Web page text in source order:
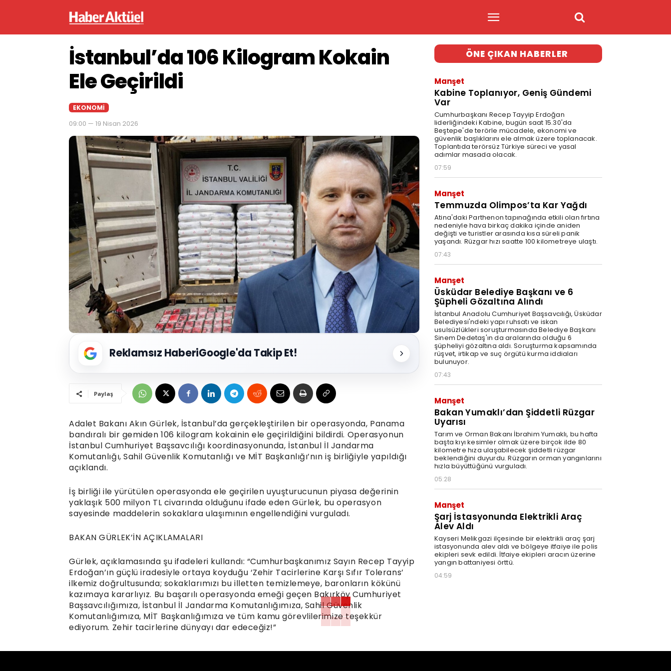
İstanbul’da 106 Kilogram Kokain
Ele Geçirildi
EKONOMI
09:00 — 19 Nisan 2026
Reklamsız HaberiGoogle'da Takip Et!
Paylaş
Adalet Bakanı Akın Gürlek, İstanbul’da gerçekleştirilen bir operasyonda, Panama
bandıralı bir gemiden 106 kilogram kokainin ele geçirildiğini bildirdi. Operasyonun
İstanbul Cumhuriyet Başsavcılığı koordinasyonunda, İstanbul İl Jandarma
Komutanlığı, Sahil Güvenlik Komutanlığı ve MİT Başkanlığı’nın iş birliğiyle yapıldığı
açıklandı.
İş birliği ile yürütülen operasyonda ele geçirilen uyuşturucunun piyasa değerinin
yaklaşık 500 milyon TL civarında olduğunu ifade eden Gürlek, bu operasyon
sayesinde maddelerin sokaklara ulaşımının engellendiğini vurguladı.
BAKAN GÜRLEK’İN AÇIKLAMALARI
Gürlek, açıklamasında şu ifadeleri kullandı: “Cumhurbaşkanımız Sayın Recep Tayyip
Erdoğan’ın güçlü iradesiyle ortaya koyduğu ‘Zehir Tacirlerine Karşı Sıfır Tolerans’
ilkemiz doğrultusunda; sokaklarımızı bu illetten temizlemeye, baronların kökünü
kazımaya kararlıyız. Bu başarılı operasyonda emeği geçen Bakırköy Cumhuriyet
Başsavcılığımıza, İstanbul İl Jandarma Komutanlığımıza, Sahil Güvenlik
Komutanlığımıza, MİT Başkanlığımıza ve tüm kamu görevlilerimize teşekkür
ediyorum. Zehir tacirlerine dünyayı dar edeceğiz!”
ÖNE ÇIKAN HABERLER
Manşet
Kabine Toplanıyor, Geniş Gündemi
Var
Cumhurbaşkanı Recep Tayyip Erdoğan
liderliğindeki Kabine, bugün saat 15.30'da
Beştepe'de terörle mücadele, ekonomi ve
güvenlik başlıklarını ele almak üzere toplanacak.
Toplantıda terörsüz Türkiye süreci ve yasal
adımlar masada olacak.
07:59
Manşet
Temmuzda Olimpos’ta Kar Yağdı
Atina'daki Parthenon tapınağında etkili olan fırtına
nedeniyle hava birkaç dakika içinde aniden
değişti ve turistler arasında kısa süreli panik
yaşandı. Rüzgar hızı saatte 100 kilometreye ulaştı.
07:43
Manşet
Üsküdar Belediye Başkanı ve 6
Şüpheli Gözaltına Alındı
İstanbul Anadolu Cumhuriyet Başsavcılığı, Üsküdar
Belediyesi'ndeki yapı ruhsatı ve iskan
usulsüzlükleri soruşturmasında Belediye Başkanı
Sinem Dedetaş'ın da aralarında olduğu 6
şüpheliyi gözaltına aldı. Soruşturma kapsamında
rüşvet, irtikap ve suç örgütü kurma iddiaları
bulunuyor.
07:43
Manşet
Bakan Yumaklı’dan Şiddetli Rüzgar
Uyarısı
Tarım ve Orman Bakanı İbrahim Yumaklı, bu hafta
başta kıyı kesimler olmak üzere birçok ilde 80
kilometre hıza ulaşabilecek şiddetli rüzgar
beklendiğini duyurdu. Rüzgarın orman yangınlarını
hızla büyüttüğünü vurguladı.
05:28
Manşet
Şarj İstasyonunda Elektrikli Araç
Alev Aldı
Kayseri Melikgazi ilçesinde bir elektrikli araç şarj
istasyonunda alev aldı ve bölgeye itfaiye ile polis
ekipleri sevk edildi. İtfaiye ekipleri aracın üzerine
yangın battaniyesi örttü.
04:59